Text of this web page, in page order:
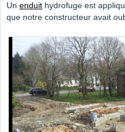
Un enduit hydrofuge est
que notre constructeur avait